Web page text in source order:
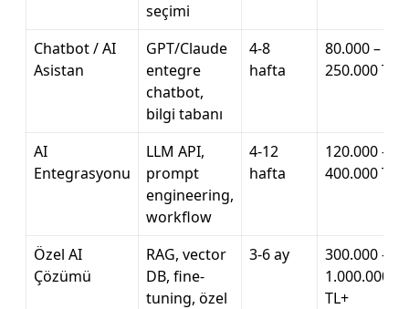
seçimi
Chatbot / AI
Asistan
GPT/Claude
entegre
chatbot,
bilgi tabanı
4-8
hafta
80.000 –
250.000 TL
AI
Entegrasyonu
LLM API,
prompt
engineering,
workflow
4-12
hafta
120.000 –
400.000 TL
Özel AI
Çözümü
RAG, vector
DB, fine-
tuning, özel
3-6 ay
300.000 –
1.000.000
TL+